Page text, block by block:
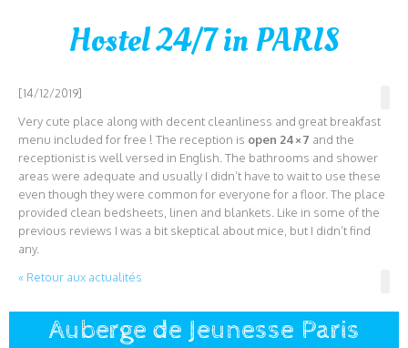
Hostel 24/7 in PARIS
[14/12/2019]
Very cute place along with decent cleanliness and great breakfast
menu included for free ! The reception is open 24×7 and the
receptionist is well versed in English. The bathrooms and shower
areas were adequate and usually I didn’t have to wait to use these
even though they were common for everyone for a floor. The place
provided clean bedsheets, linen and blankets. Like in some of the
previous reviews I was a bit skeptical about mice, but I didn’t find
any.
« Retour aux actualités
Auberge de Jeunesse Paris